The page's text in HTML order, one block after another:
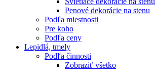
Penové dekorácie na stenu
Podľa miestnosti
Pre koho
Podľa ceny
Lepidlá, tmely
Podľa činnosti
Zobraziť všetko